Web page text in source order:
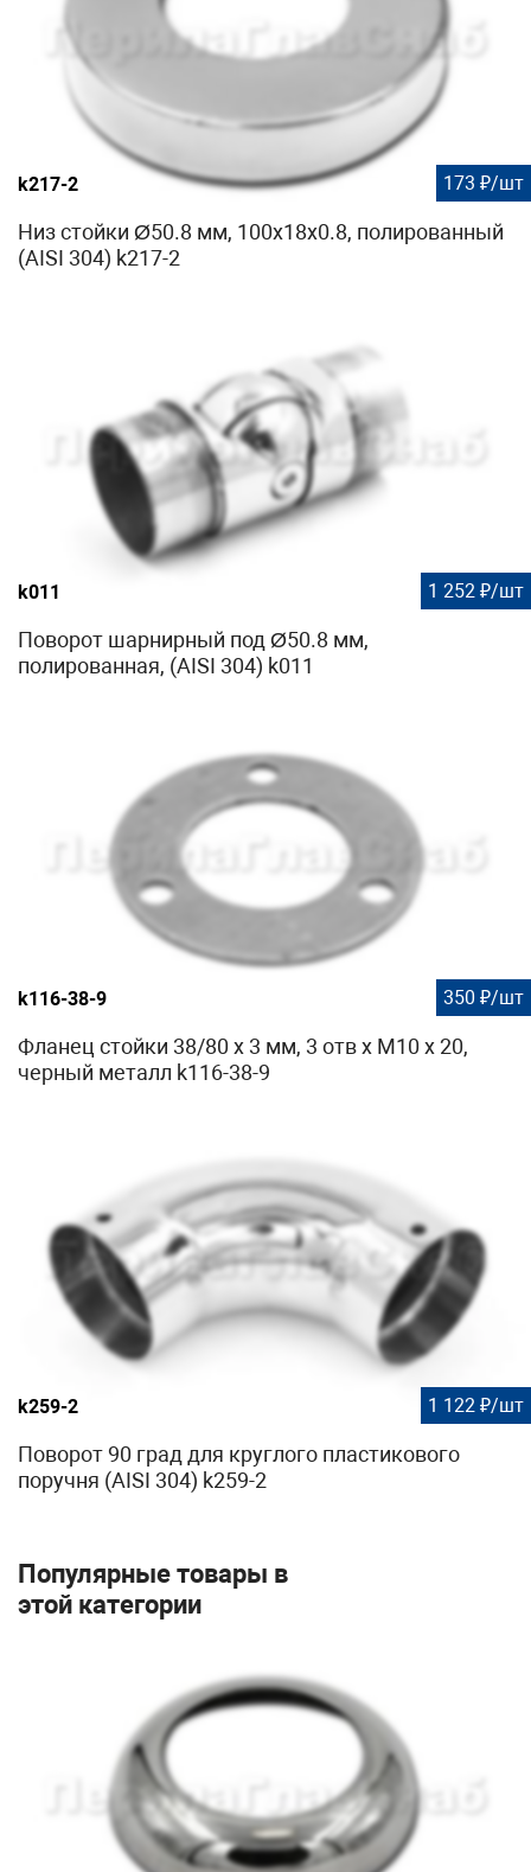
k217-2 173 ₽/шт
Низ стойки Ø50.8 мм, 100х18х0.8, полированный
(AISI 304) k217-2
k011 1 252 ₽/шт
Поворот шарнирный под Ø50.8 мм,
полированная, (AISI 304) k011
k116-38-9 350 ₽/шт
Фланец стойки 38/80 х 3 мм, 3 отв х М10 х 20,
черный металл k116-38-9
k259-2 1 122 ₽/шт
Поворот 90 град для круглого пластикового
поручня (AISI 304) k259-2
Популярные товары в
этой категории